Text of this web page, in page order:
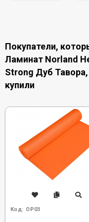
Покупатели,
Ламинат Norland
Strong Дуб
купили
Код: OP03